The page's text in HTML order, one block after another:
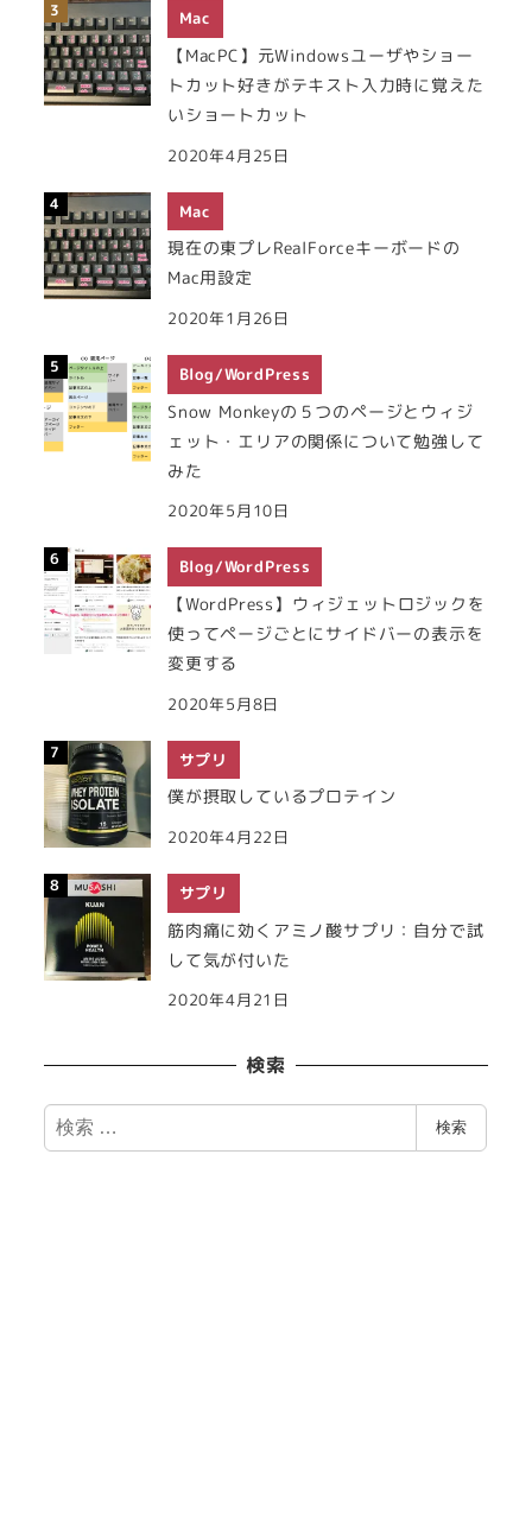
Mac
【MacPC】元Windowsユーザやショー
トカット好きがテキスト入力時に覚えた
いショートカット
2020年4月25日
Mac
現在の東プレRealForceキーボードの
Mac用設定
2020年1月26日
Blog/WordPress
Snow Monkeyの５つのページとウィジ
ェット・エリアの関係について勉強して
みた
2020年5月10日
Blog/WordPress
【WordPress】ウィジェットロジックを
使ってページごとにサイドバーの表示を
変更する
2020年5月8日
サプリ
僕が摂取しているプロテイン
2020年4月22日
サプリ
筋肉痛に効くアミノ酸サプリ：自分で試
して気が付いた
2020年4月21日
検索
検
索
検索